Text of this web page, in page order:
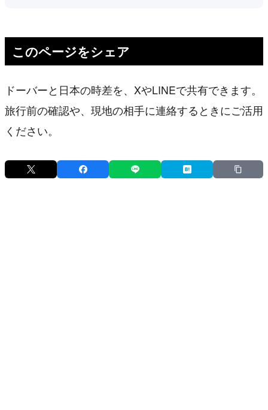
このページをシェア
ドーバーと日本の時差を、XやLINEで共有できます。
旅行前の確認や、現地の相手に連絡するときにご活用
ください。